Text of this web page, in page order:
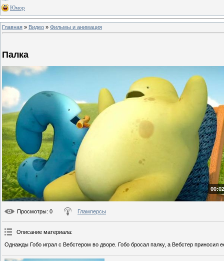
Юмор
Главная » Видео » Фильмы и анимация
Палка
Просмотры: 0 Гламперсы
Описание материала:
Однажды Гобо играл с Вебстером во дворе. Гобо бросал палку, а Вебстер приносил